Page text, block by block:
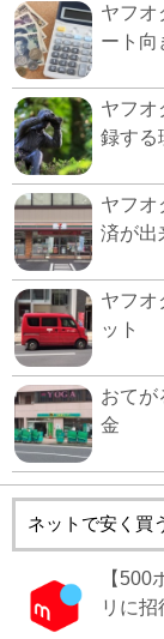
ヤフオ
ート向
ヤフオ
録する
ヤフオ
済が出
ヤフオ
ット
おてが
金
ネットで安く買
【
リに